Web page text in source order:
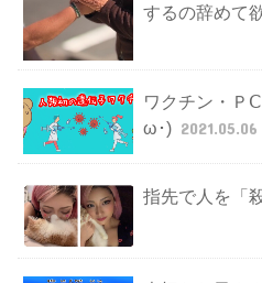
するの辞めて
ワクチン・Ｐ
ω･) 2021.05.06
指先で人を「